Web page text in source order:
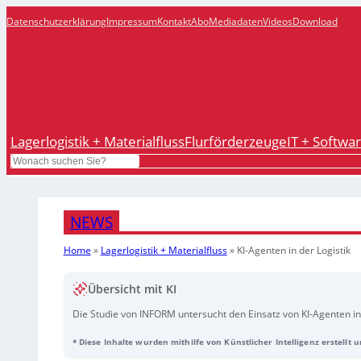
DatenschutzerklärungImpressumKontaktAboMediadatenVideosDownload
Lagerlogistik + MaterialflussFlurförderzeugeIT +
Search
NEWS
Home » Lagerlogistik + Materialfluss» KI-Agenten in der Logistik
Übersicht mit KI
Die Studie von INFORM untersucht den Einsatz von KI-
Agenten analysieren Daten in Echtzeit und verbessern die
* Diese Inhalte wurden mithilfe von Künstlicher Intelligenz erstellt